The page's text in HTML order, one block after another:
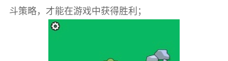
斗策略，才能在游戏中获得胜利；